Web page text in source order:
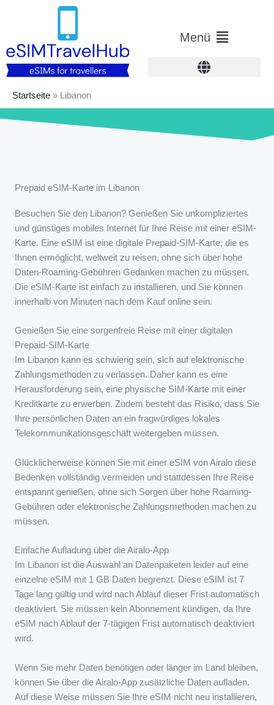
Hauptmenü
Menü
Startseite » Libanon
Prepaid eSIM-Karte im Libanon
Besuchen Sie den Libanon? Genießen Sie unkompliziertes
und günstiges mobiles Internet für Ihre Reise mit einer eSIM-
Karte. Eine eSIM ist eine digitale Prepaid-SIM-Karte, die es
Ihnen ermöglicht, weltweit zu reisen, ohne sich über hohe
Daten-Roaming-Gebühren Gedanken machen zu müssen.
Die eSIM-Karte ist einfach zu installieren, und Sie können
innerhalb von Minuten nach dem Kauf online sein.
Genießen Sie eine sorgenfreie Reise mit einer digitalen
Prepaid-SIM-Karte
Im Libanon kann es schwierig sein, sich auf elektronische
Zahlungsmethoden zu verlassen. Daher kann es eine
Herausforderung sein, eine physische SIM-Karte mit einer
Kreditkarte zu erwerben. Zudem besteht das Risiko, dass Sie
Ihre persönlichen Daten an ein fragwürdiges lokales
Telekommunikationsgeschäft weitergeben müssen.
Glücklicherweise können Sie mit einer eSIM von Airalo diese
Bedenken vollständig vermeiden und stattdessen Ihre Reise
entspannt genießen, ohne sich Sorgen über hohe Roaming-
Gebühren oder elektronische Zahlungsmethoden machen zu
müssen.
Einfache Aufladung über die Airalo-App
Im Libanon ist die Auswahl an Datenpaketen leider auf eine
einzelne eSIM mit 1 GB Daten begrenzt. Diese eSIM ist 7
Tage lang gültig und wird nach Ablauf dieser Frist automatisch
deaktiviert. Sie müssen kein Abonnement kündigen, da Ihre
eSIM nach Ablauf der 7-tägigen Frist automatisch deaktiviert
wird.
Wenn Sie mehr Daten benötigen oder länger im Land bleiben,
können Sie über die Airalo-App zusätzliche Daten aufladen.
Auf diese Weise müssen Sie Ihre eSIM nicht neu installieren,